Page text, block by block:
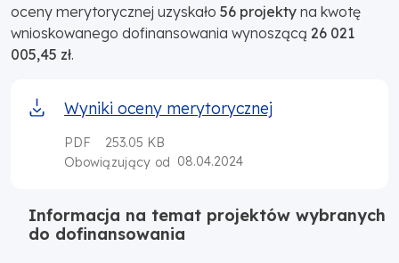
oceny merytorycznej uzyskało 56 projekty na kwotę
wnioskowanego dofinansowania wynoszącą 26 021
005,45 zł.
Wyniki oceny merytorycznej
PDF
253.05 KB
Obowiązujący od 08.04.2024
Informacja na temat projektów wybranych
do dofinansowania